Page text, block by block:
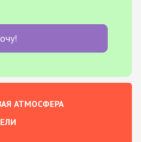
АТМОСФЕРА